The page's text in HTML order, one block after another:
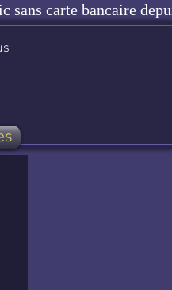
carte bancaire